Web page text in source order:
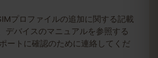
プロファイルの追加に関する記載
デバイスのマニュアルを参照する
ートに確認のために連絡してくだ